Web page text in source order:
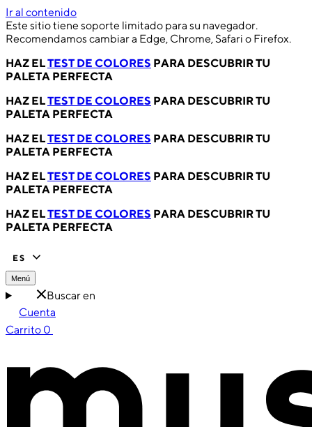
Ir al contenido
Este sitio tiene soporte limitado para su navegador.
Recomendamos cambiar a Edge, Chrome, Safari o Firefox.
HAZ ELTEST DE COLORES PARA DESCUBRIR TU
PALETA PERFECTA
HAZ ELTEST DE COLORES PARA DESCUBRIR TU
PALETA PERFECTA
HAZ ELTEST DE COLORES PARA DESCUBRIR TU
PALETA PERFECTA
HAZ ELTEST DE COLORES PARA DESCUBRIR TU
PALETA PERFECTA
HAZ ELTEST DE COLORES PARA DESCUBRIR TU
PALETA PERFECTA
ES
Menú
Buscar en
Cuenta
Carrito 0